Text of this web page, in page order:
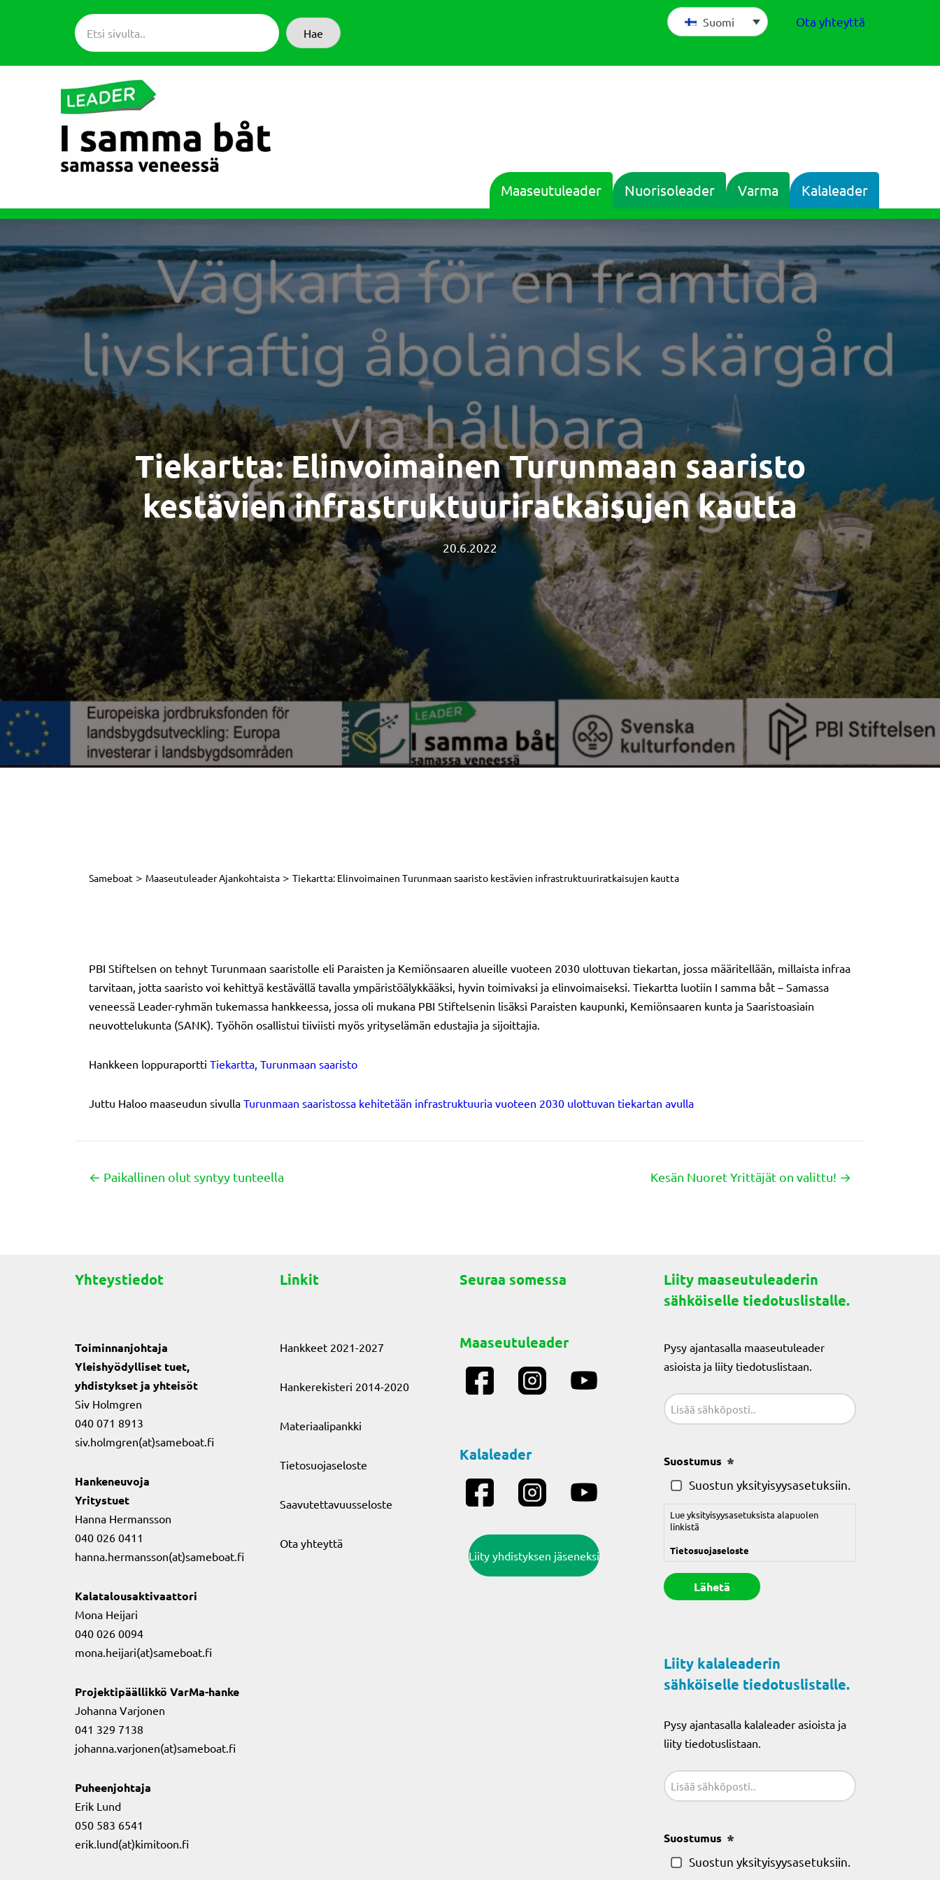
Hae
Ota yhteyttä
Suomi
Maaseutuleader Nuorisoleader Varma Kalaleader
Tiekartta: Elinvoimainen Turunmaan saaristo
kestävien infrastruktuuriratkaisujen kautta
20.6.2022
Sameboat > Maaseutuleader Ajankohtaista > Tiekartta: Elinvoimainen Turunmaan saaristo kestävien infrastruktuuriratkaisujen kautta
PBI Stiftelsen on tehnyt Turunmaan saaristolle eli Paraisten ja Kemiönsaaren alueille vuoteen 2030 ulottuvan tiekartan, jossa määritellään, millaista infraa
tarvitaan, jotta saaristo voi kehittyä kestävällä tavalla ympäristöälykkääksi, hyvin toimivaksi ja elinvoimaiseksi. Tiekartta luotiin I samma båt – Samassa
veneessä Leader-ryhmän tukemassa hankkeessa, jossa oli mukana PBI Stiftelsenin lisäksi Paraisten kaupunki, Kemiönsaaren kunta ja Saaristoasiain
neuvottelukunta (SANK). Työhön osallistui tiiviisti myös yrityselämän edustajia ja sijoittajia.
Hankkeen loppuraportti Tiekartta, Turunmaan saaristo
Juttu Haloo maaseudun sivulla Turunmaan saaristossa kehitetään infrastruktuuria vuoteen 2030 ulottuvan tiekartan avulla
Posts
← Paikallinen olut syntyy tunteella Kesän Nuoret Yrittäjät on valittu! →
Yhteystiedot
Toiminnanjohtaja
Yleishyödylliset tuet,
yhdistykset ja yhteisöt
Siv Holmgren
040 071 8913
siv.holmgren(at)sameboat.fi
Hankeneuvoja
Yritystuet
Hanna Hermansson
040 026 0411
hanna.hermansson(at)sameboat.fi
Kalatalousaktivaattori
Mona Heijari
040 026 0094
mona.heijari(at)sameboat.fi
Projektipäällikkö VarMa-hanke
Johanna Varjonen
041 329 7138
johanna.varjonen(at)sameboat.fi
Puheenjohtaja
Erik Lund
050 583 6541
erik.lund(at)kimitoon.fi
Linkit
Hankkeet 2021-2027
Hankerekisteri 2014-2020
Materiaalipankki
Tietosuojaseloste
Saavutettavuusseloste
Ota yhteyttä
Seuraa somessa
Maaseutuleader
Kalaleader
Liity yhdistyksen jäseneksi
Liity maaseutuleaderin
sähköiselle tiedotuslistalle.
Pysy ajantasalla maaseutuleader
asioista ja liity tiedotuslistaan.
Sähköposti
Suostumus
Suostun yksityisyysasetuksiin.
Lue yksityisyysasetuksista alapuolen
linkistä
Tietosuojaseloste
Liity kalaleaderin
sähköiselle tiedotuslistalle.
Pysy ajantasalla kalaleader asioista ja
liity tiedotuslistaan.
Sähköposti
Suostumus
Suostun yksityisyysasetuksiin.